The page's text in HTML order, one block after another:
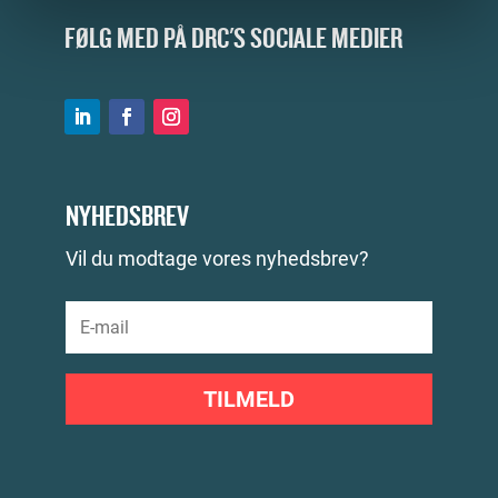
FØLG MED PÅ DRC'S SOCIALE MEDIER
NYHEDSBREV
Vil du modtage vores nyhedsbrev?
TILMELD